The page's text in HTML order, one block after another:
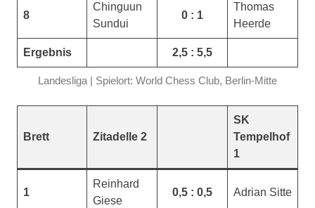
8
Chinguun
Sundui
0 : 1
Thomas
Heerde
Ergebnis 2,5 : 5,5
Landesliga | Spielort: World Chess Club, Berlin-Mitte
Brett Zitadelle 2
SK
Tempelhof
1
1
Reinhard
Giese
0,5 : 0,5 Adrian Sitte